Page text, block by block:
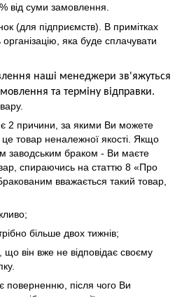
від суми замовлення.
(для підприємств). В примітках
яка буде сплачувати
наші менеджери зв'яжуться
та терміну відправки.
є 2 причини, за якими Ви можете
товар неналежної якості. Якщо
заводським браком - Ви маєте
спираючись на статтю 8 «Про
вважається такий товар,
більше двох тижнів;
він вже не відповідає своєму
поверненню, після чого Ви